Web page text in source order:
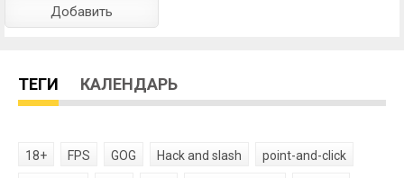
ТЕГИ КАЛЕНДАРЬ
18+ FPS GOG Hack and slash point-and-click